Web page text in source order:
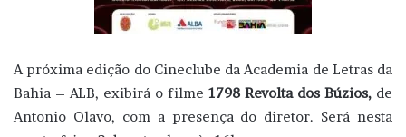
A próxima edição do Cineclube da Academia de Letras da
Bahia – ALB, exibirá o filme 1798 Revolta dos Búzios, de
Antonio Olavo, com a presença do diretor. Será nesta